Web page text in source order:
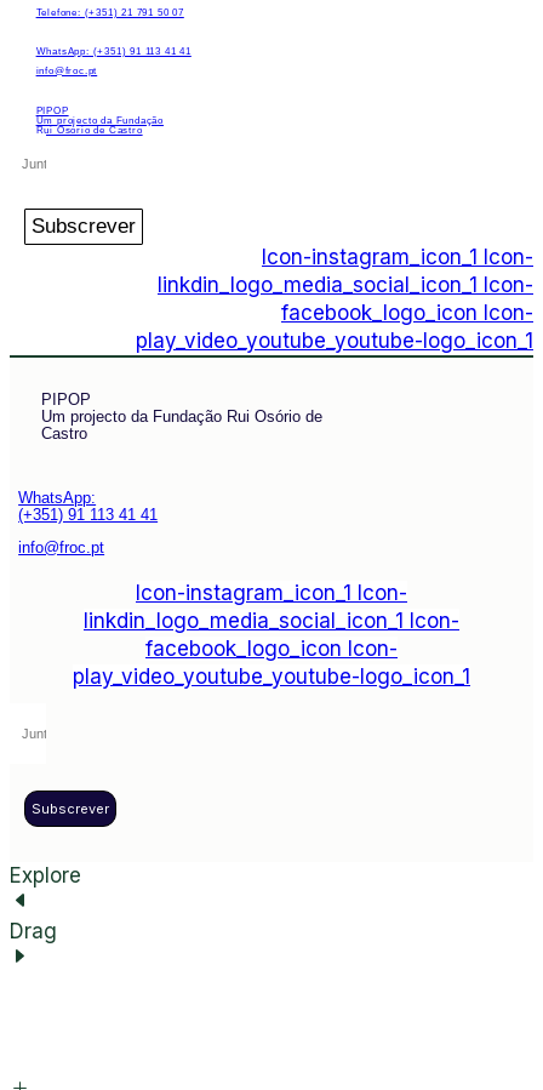
Telefone: (+351) 21 791 50 07
WhatsApp: (+351) 91 113 41 41
info@froc.pt
PIPOP
Um projecto da Fundação
Rui Osório de Castro
Subscrever
Icon-instagram_icon_1
Icon-
linkdin_logo_media_social_icon_1
Icon-
facebook_logo_icon Icon-
play_video_youtube_youtube-logo_icon_1
PIPOP
Um projecto da Fundação Rui Osório de
Castro
WhatsApp:
(+351) 91 113 41 41
info@froc.pt
Icon-instagram_icon_1
Icon-
linkdin_logo_media_social_icon_1
Icon-
facebook_logo_icon Icon-
play_video_youtube_youtube-logo_icon_1
Subscrever
Explore
Drag